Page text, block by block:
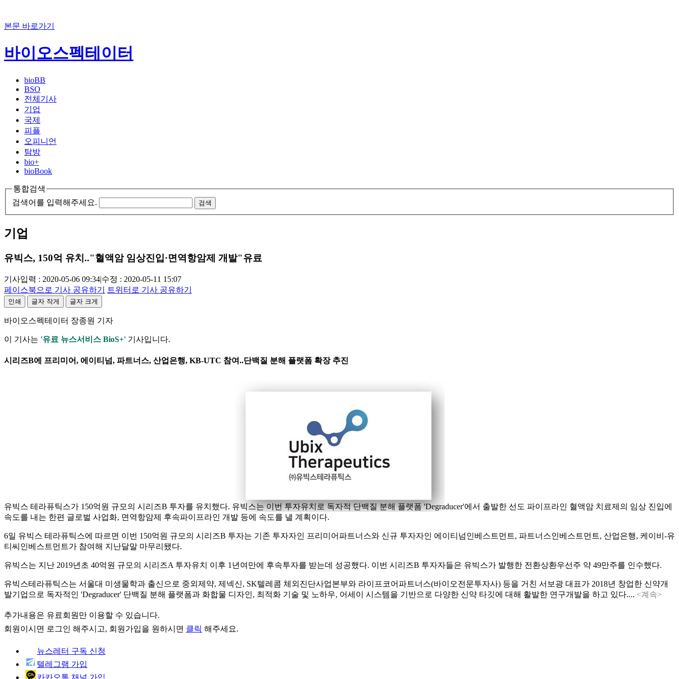
본문 바로가기
바이오스펙테이터
bioBB
BSO
전체기사
기업
국제
피플
오피니언
탐방
bio+
bioBook
통합검색
검색어를 입력해주세요.
검색
기업
유빅스, 150억 유치.."혈액암 임상진입·면역항암제 개발"유료
기사입력 : 2020-05-06 09:34|수정 : 2020-05-11 15:07
페이스북으로 기사 공유하기
트위터로 기사 공유하기
인쇄 글자 작게 글자 크게
바이오스펙테이터 장종원 기자
이 기사는 '유료 뉴스서비스 BioS+' 기사입니다.
시리즈B에 프리미어, 에이티넘, 파트너스, 산업은행, KB-UTC 참여..단백질 분해 플랫폼 확장 추진
유빅스 테라퓨틱스가 150억원 규모의 시리즈B 투자를 유치했다. 유빅스는 이번 투자유치로 독자적 단백질 분해 플랫폼 'Degraducer'에서 출발한 선도 파이프라인 혈액암 치료제의 임상 진입에
속도를 내는 한편 글로벌 사업화, 면역항암제 후속파이프라인 개발 등에 속도를 낼 계획이다.
6일 유빅스 테라퓨틱스에 따르면 이번 150억원 규모의 시리즈B 투자는 기존 투자자인 프리미어파트너스와 신규 투자자인 에이티넘인베스트먼트, 파트너스인베스트먼트, 산업은행, 케이비-유
티씨인베스트먼트가 참여해 지난달말 마무리됐다.
유빅스는 지난 2019년초 40억원 규모의 시리즈A 투자유치 이후 1년여만에 후속투자를 받는데 성공했다. 이번 시리즈B 투자자들은 유빅스가 발행한 전환상환우선주 약 49만주를 인수했다.
유빅스테라퓨틱스는 서울대 미생물학과 출신으로 중외제약, 제넥신, SK텔레콤 체외진단사업본부와 라이프코어파트너스(바이오전문투자사) 등을 거친 서보광 대표가 2018년 창업한 신약개
발기업으로 독자적인 'Degraducer' 단백질 분해 플랫폼과 화합물 디자인, 최적화 기술 및 노하우, 어세이 시스템을 기반으로 다양한 신약 타깃에 대해 활발한 연구개발을 하고 있다.... <계속>
추가내용은 유료회원만 이용할 수 있습니다.
회원이시면 로그인 해주시고, 회원가입을 원하시면 클릭 해주세요.
뉴스레터 구독 신청
텔레그램 가입
카카오톡 채널 가입